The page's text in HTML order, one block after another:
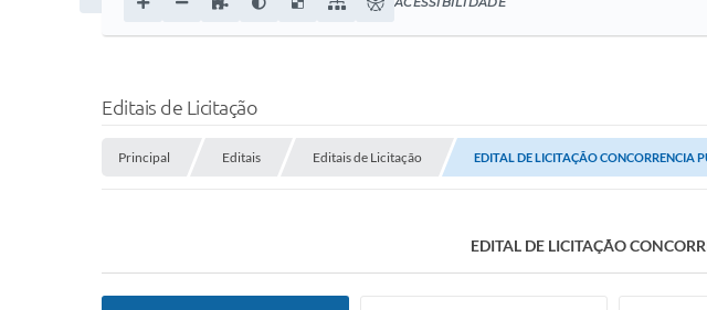
Editais de Licitação
Principal Editais Editais de Licitação EDITAL DE LICITAÇÃO CONCORRENCIA
EDITAL DE LICITAÇÃO